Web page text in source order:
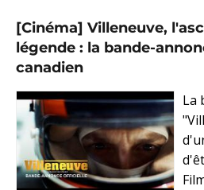
[Cinéma] Villeneuve,
légende : la bande-
canadien
La